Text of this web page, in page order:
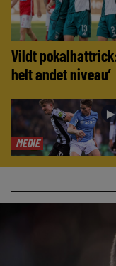
Vildt
helt andet niveau’
//
MEDIE